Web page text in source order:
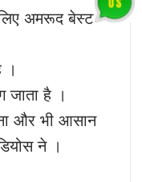
अमरूद बेस्ट
।
है ।
और भी आसान
ने ।